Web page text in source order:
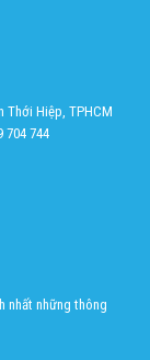
Thới Hiệp, TPHCM
704 744
nhất những thông